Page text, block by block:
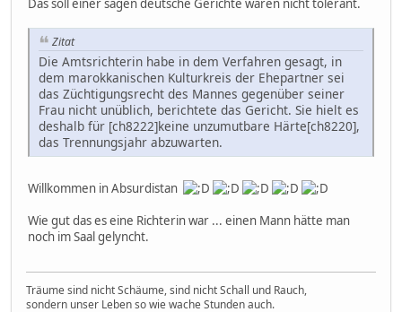
Das soll einer sagen deutsche Gerichte wären nicht tolerant.
Zitat
Die Amtsrichterin habe in dem Verfahren gesagt, in
dem marokkanischen Kulturkreis der Ehepartner sei
das Züchtigungsrecht des Mannes gegenüber seiner
Frau nicht unüblich, berichtete das Gericht. Sie hielt es
deshalb für [ch8222]keine unzumutbare Härte[ch8220],
das Trennungsjahr abzuwarten.
Willkommen in Absurdistan
Wie gut das es eine Richterin war ... einen Mann hätte man
noch im Saal gelyncht.
Träume sind nicht Schäume, sind nicht Schall und Rauch,
sondern unser Leben so wie wache Stunden auch.